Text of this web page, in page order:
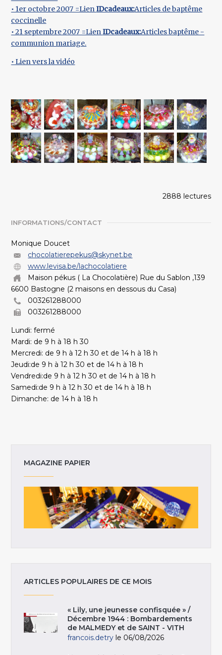
• 1er octobre 2007 =LienIDcadeaux:Articles de baptême
coccinelle
• 21 septembre 2007 =LienIDcadeaux:Articles baptême -
communion mariage.
• Lien vers la vidéo
2888 lectures
INFORMATIONS/CONTACT
Monique Doucet
chocolatierepekus@skynet.be
www.levisa.be/lachocolatiere
Maison pékus ( La Chocolatière) Rue du Sablon ,139
6600 Bastogne (2 maisons en dessous du Casa)
003261288000
003261288000
Lundi: fermé
Mardi: de 9 h à 18 h 30
Mercredi: de 9 h à 12 h 30 et de 14 h à 18 h
Jeudi:de 9 h à 12 h 30 et de 14 h à 18 h
Vendredi:de 9 h à 12 h 30 et de 14 h à 18 h
Samedi:de 9 h à 12 h 30 et de 14 h à 18 h
Dimanche: de 14 h à 18 h
MAGAZINE PAPIER
ARTICLES POPULAIRES DE CE MOIS
« Lily, une jeunesse confisquée » /
Décembre 1944 : Bombardements
de MALMEDY et de SAINT - VITH
francois.detry le 06/08/2026